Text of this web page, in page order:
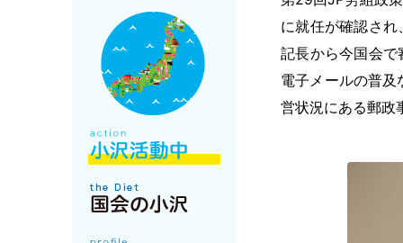
に就任が確認さ
記長から今国会
電子メールの普
営状況にある郵政